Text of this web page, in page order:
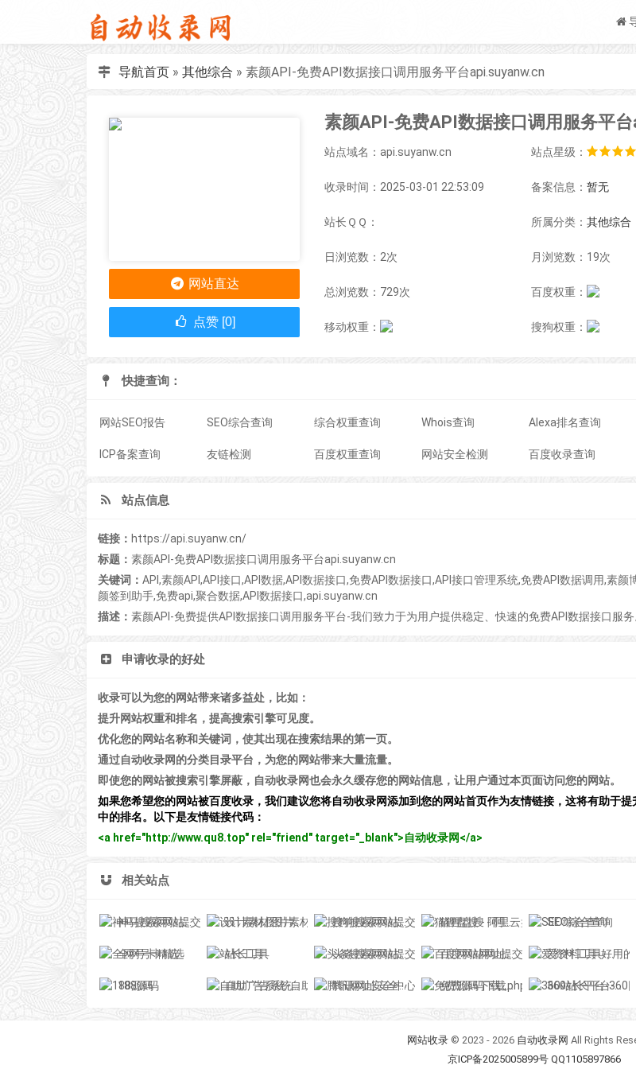
导航首页 »其他综合 »素颜API-免费API数据接口调用服务平台api.suyanw.cn
站点域名：api.suyanw.cn 站点星级：
收录时间：2025-03-01 22:53:09 备案信息： 暂无
站长ＱＱ： 所属分类： 其他综合
日浏览数：2次 月浏览数：19次
总浏览数：729次 百度权重：
移动权重： 搜狗权重：
网站直达
点赞 [0]
快捷查询：
网站SEO报告 SEO综合查询 综合权重查询 Whois查询 Alexa排名查询
ICP备案查询 友链检测 百度权重查询 网站安全检测 百度收录查询
站点信息
链接： https://api.suyanw.cn/
标题： 素颜API-免费API数据接口调用服务平台api.suyanw.cn
关键词： API,素颜API,API接口,API数据,API数据接口,免费API数据接口,API接口管理系统,免费API数据调用,素颜
颜签到助手,免费api,聚合数据,API数据接口,api.suyanw.cn
描述： 素颜API-免费提供API数据接口调用服务平台-我们致力于为用户提供稳定、快速的免费API数据接口服务
申请收录的好处
收录可以为您的网站带来诸多益处，比如：
提升网站权重和排名，提高搜索引擎可见度。
优化您的网站名称和关键词，使其出现在搜索结果的第一页。
通过自动收录网的分类目录平台，为您的网站带来大量流量。
即使您的网站被搜索引擎屏蔽，自动收录网也会永久缓存您的网站信息，让用户通过本页面访问您的网站。
如果您希望您的网站被百度收录，我们建议您将自动收录网添加到您的网站首页作为友情链接，这将有助于
中的排名。以下是友情链接代码：
<a href="http://www.qu8.top" rel="friend" target="_blank">自动收录网</a>
相关站点
神马搜索网站提交入口-神马站长平台 设计素材,图片素材,设计模板,精品与原创素材网-百图汇 搜狗搜索网站提交入口 猫狸盘搜 - 阿里云盘搜索神器 SEO综合查询
全网号卡精选 站长工具 头条搜索网站提交入口-头条站长平台 百度网站网址提交入口-百度站长平台 爱资料工具-好用的在线工具箱
188源码 自助广告系统-自助广告插件-自助广告源码 腾讯网址安全中心-网站检测 免费源码下载_php网站源码_整站源码_免费主题模板-888收录网 360站长平台-360网站提交入口
网站收录 © 2023 - 2026 自动收录网 All Rights
京ICP备2025005899号 QQ1105897866